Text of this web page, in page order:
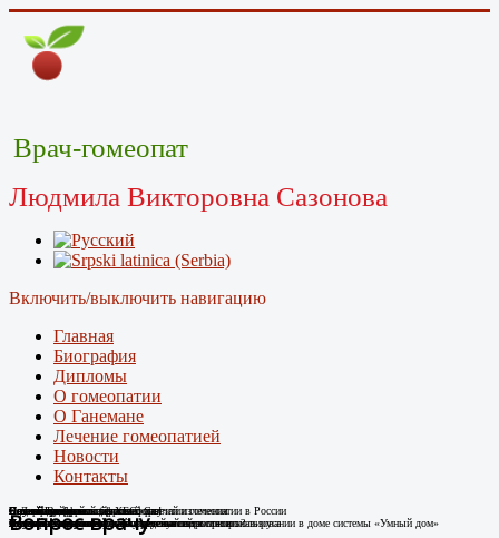
Врач-гомеопат
Людмила Викторовна Сазонова
Включить/выключить навигацию
Главная
Биография
Дипломы
О гомеопатии
О Ганемане
Лечение гомеопатией
Новости
Контакты
Случай Вай-фай
Человек-антенна. Случай излечения.
Я не могу дышать без телефона!
Случай из практики
Новые препараты цифровой эры
Появились случаи плохого самочувствия при использовании в доме системы «Умный дом»
Лечение цифровой зависимости
про игровую зависимость у детей и подростков
К Дню гомеопатии: факты о развитии гомеопатии в России
Остеоартроз.
Случай из практики.
Соли Шюсслера
Какими гомеопатическими средствами что лечить?
Склероатрофический лихен. Случай излечения
Лечение Крауроза вульвы гомеопатией
Случай диабета
Лечение гомеопатией
Новый штамм ковида ХЕС.
Внимание: пришел новый вирусный штамм коронавируса
Вопрос врачу